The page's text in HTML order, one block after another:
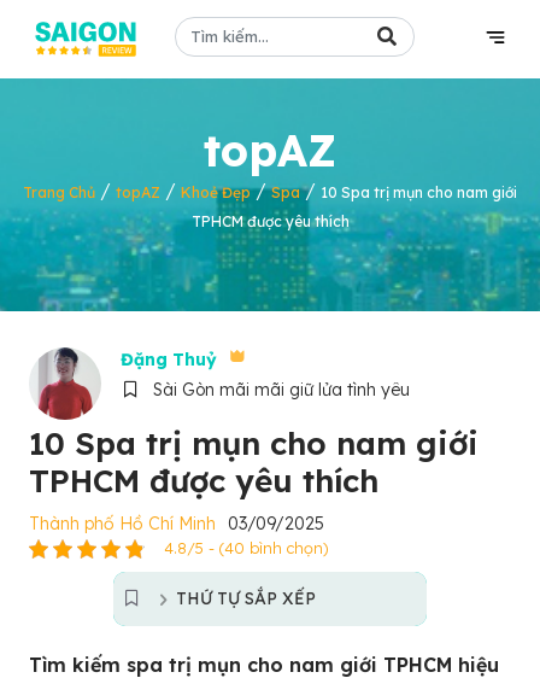
topAZ
Trang Chủ / topAZ / Khoẻ Đẹp/Spa/ 10 Spa trị mụn cho nam giới
TPHCM được yêu thích
Đặng Thuỷ
Sài Gòn mãi mãi giữ lửa tình yêu
10 Spa trị mụn cho nam giới
TPHCM được yêu thích
Thành phố Hồ Chí Minh 03/09/2025
4.8/5 - (40 bình chọn)
THỨ TỰ SẮP XẾP
Tìm kiếm spa trị mụn cho nam giới TPHCM hiệu